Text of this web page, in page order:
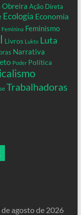
Obreira Ação Direta
Ecologia Economia
Feminina Feminismo
Livros Lukto Luta
Narrativa
Poder Política
Trabalhadoras
de agosto de 2026